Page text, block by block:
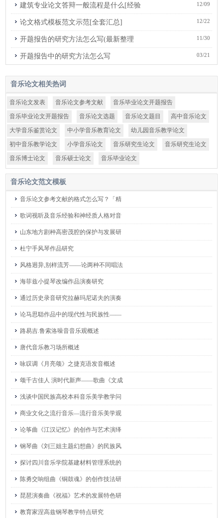
建筑专业论文答辩一般流程是什么[经验 12/09
论文格式模板范文示范[全套汇总] 12/22
开题报告的研究方法怎么写(最新整理 11/30
开题报告中的研究方法怎么写 03/21
音乐论文相关热词
音乐论文发表 音乐论文参考文献
音乐毕业论文开题报告
音乐毕业论文开题报告
音乐论文选题 音乐论文题目
高中音乐论文
大学音乐鉴赏论文
中小学音乐教育论文
幼儿园音乐教学论文
初中音乐教学论文
小学音乐论文 音乐研究生论文
音乐研究生论文
音乐博士论文
音乐硕士论文 音乐毕业论文
音乐论文范文模板
音乐论文参考文献的格式怎么写？「精
歌词视听及音乐经验和神经质人格对音
山东地方剧种高密茂腔的保护与发展研
杜宁手风琴作品研究
风格迥异,别样流芳——论两种不同唱法
海菲兹小提琴改编作品演奏研究
通过历史录音研究拉赫玛尼诺夫的演奏
论马思聪作品中的现代性与民族性——
路易吉.鲁索洛噪音音乐观概述
唐代音乐教习场所概述
咏叹调《月亮颂》之捷克语发音概述
颂千古佳人 演时代新声——歌曲《文成
浅谈中国民族高校本科音乐美学教学问
商业文化之流行音乐—流行音乐美学观
论筝曲《江汉记忆》的创作与艺术演绎
钢琴曲《刘三姐主题幻想曲》的民族风
探讨四川音乐学院基建材料管理系统的
陈勇交响组曲《铜鼓魂》的创作技法研
琵琶演奏曲《祝福》艺术的发展特色研
教育家涅高兹钢琴教学特点研究